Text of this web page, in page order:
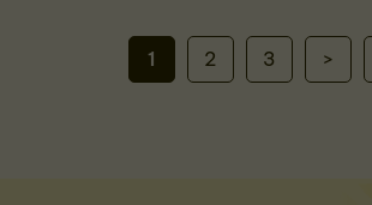
1 2 3 >